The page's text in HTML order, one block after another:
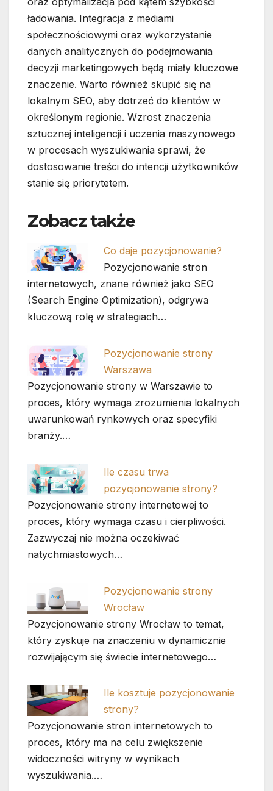
ładowania. Integracja z mediami
społecznościowymi oraz wykorzystanie
danych analitycznych do podejmowania
decyzji marketingowych będą miały kluczowe
znaczenie. Warto również skupić się na
lokalnym SEO, aby dotrzeć do klientów w
określonym regionie. Wzrost znaczenia
sztucznej inteligencji i uczenia maszynowego
w procesach wyszukiwania sprawi, że
dostosowanie treści do intencji użytkowników
stanie się priorytetem.
Zobacz także
Co daje pozycjonowanie?
Pozycjonowanie stron
internetowych, znane również jako SEO
(Search Engine Optimization), odgrywa
kluczową rolę w strategiach…
Pozycjonowanie strony
Warszawa
Pozycjonowanie strony w Warszawie to
proces, który wymaga zrozumienia lokalnych
uwarunkowań rynkowych oraz specyfiki
branży.…
Ile czasu trwa
pozycjonowanie strony?
Pozycjonowanie strony internetowej to
proces, który wymaga czasu i cierpliwości.
Zazwyczaj nie można oczekiwać
natychmiastowych…
Pozycjonowanie strony
Wrocław
Pozycjonowanie strony Wrocław to temat,
który zyskuje na znaczeniu w dynamicznie
rozwijającym się świecie internetowego…
Ile kosztuje pozycjonowanie
strony?
Pozycjonowanie stron internetowych to
proces, który ma na celu zwiększenie
widoczności witryny w wynikach
wyszukiwania.…